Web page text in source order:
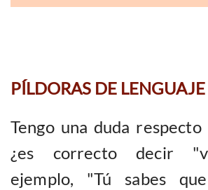
PÍLDORAS DE LENGUAJE
Tengo una duda
¿es correcto decir
ejemplo, "Tú sabes